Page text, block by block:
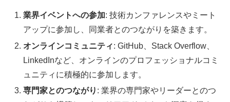
業界イベントへの参加: 技術カンファレンスやミート
アップに参加し、同業者とのつながりを築きます。
オンラインコミュニティ: GitHub、Stack Overflow、
LinkedInなど、オンラインのプロフェッショナルコミ
ュニティに積極的に参加します。
専門家とのつながり : 業界の専門家やリーダーとのつ